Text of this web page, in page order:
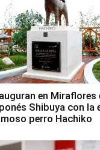
en Miraflores
Shibuya con la
perro Hachiko